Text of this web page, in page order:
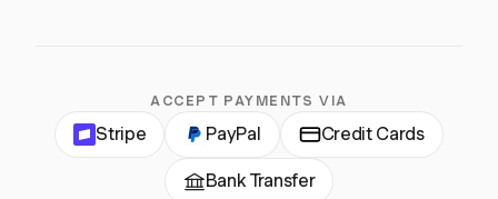
ACCEPT PAYMENTS VIA
Stripe PayPal Credit Cards
Bank Transfer